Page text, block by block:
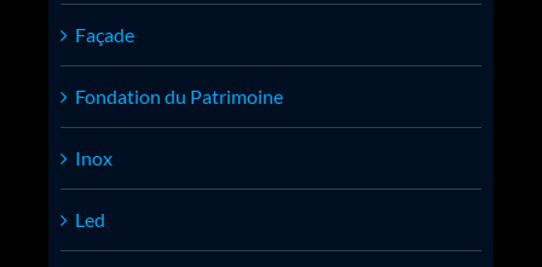
Façade
Fondation du Patrimoine
Inox
Led